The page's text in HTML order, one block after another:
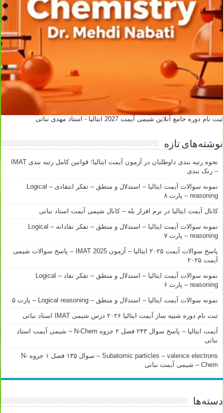
ثبت نام دوره جامع آنلاین شیمی آیمت 2027 ایتالیا - استاد مهدی نباتی
نوشته‌های تازه
نحوه رتبه بندی داوطلبان در آزمون آیمت ایتالیا؛ قوانین کامل رتبه بندی IMAT
– رنک بندی
نمونه سوالات آیمت ایتالیا – استدلال و منطق – تفکر انتقادی – Logical
reasoning – پارت ۸
کانال آیمت ایتالیا در نرم افزار بله – کانال شیمی آیمت استاد نباتی
نمونه سوالات آیمت ایتالیا – استدلال و منطق – تفکر نقادانه – Logical
reasoning – پارت ۷
پاسخ سوالات آیمت ۲۰۲۵ ایتالیا – آزمون IMAT 2025 – پاسخ سوالات شیمی
آیمت ۲۰۲۵
نمونه سوالات آیمت ایتالیا – استدلال و منطق – تفکر نقاد – Logical
reasoning – پارت ۶
نمونه سوالات آیمت ایتالیا – استدلال و منطق – Logical reasoning – پارت ۵
ثبت نام دوره شبیه ساز آیمت ایتالیا ۲۰۲۶ درس شیمی IMAT استاد نباتی
آیمت ایتالیا – پاسخ سوال ۲۴۳ فصل ۲ جزوه N-Chem – شیمی آیمت استاد
نباتی
Subatomic particles – valence electrons – سوال ۱۳۵ فصل ۱ جزوه N-
Chem – شیمی آیمت نباتی
دسته‌ها